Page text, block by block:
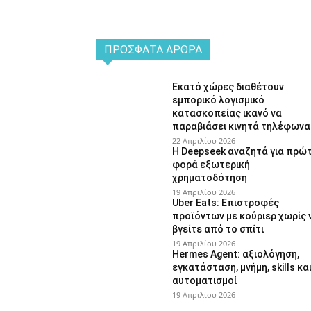
ΠΡΌΣΦΑΤΑ ΆΡΘΡΑ
Εκατό χώρες διαθέτουν
εμπορικό λογισμικό
κατασκοπείας ικανό να
παραβιάσει κινητά τηλέφωνα
22 Απριλίου 2026
Η Deepseek αναζητά για
φορά εξωτερική
χρηματοδότηση
19 Απριλίου 2026
Uber Eats: Επιστροφές
προϊόντων με κούριερ χωρίς
βγείτε από το σπίτι
19 Απριλίου 2026
Hermes Agent: αξιολόγηση,
εγκατάσταση, μνήμη, skills και
αυτοματισμοί
19 Απριλίου 2026